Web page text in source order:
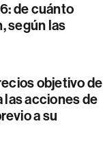
de cuánto
según las
objetivo de
las acciones de
a su